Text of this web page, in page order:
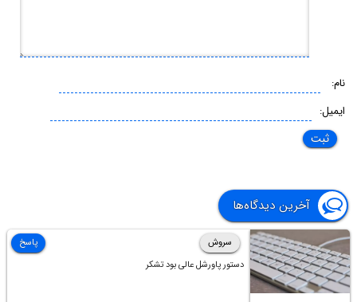
نام:
ایمیل:
آخرین دیدگاه‌ها
سروش
دستور پاورشل عالی بود تشکر
پاسخ